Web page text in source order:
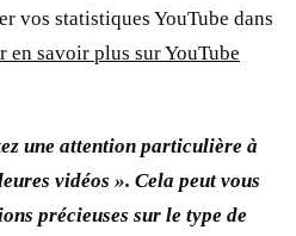
vos statistiques YouTube dans
en savoir plus sur YouTube
une attention particulière à
vidéos ». Cela peut vous
précieuses sur le type de